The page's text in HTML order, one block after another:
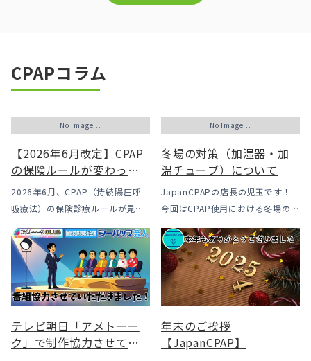
CPAPコラム
No Image...
【2026年6月改定】CPAP
の保険ルールが変わった
｜CPAPが使えなくなるか
も？変更のメリット・デ
う選択肢
2026年6月、CPAP（持続陽圧呼
吸療法）の保険診療ルールが見直
ルは下がった一方で、「続ける」
ための条件はこれまでより厳しく
なっています。この記事では、何
がどう変わったのかを患者様の立
場で […]
No Image...
冬場の対策（加湿器・加
温チューブ）について
JapanCPAPの店長の児玉です！
今回はCPAP使用における冬場のよ
露」についてのお話をさせて頂き
ます。 我々の拠点の北陸はCPAP
使用時に「乾燥・寒さ・結露」が
起こりやすい地域です、その […]
テレビ朝日「アメトーー
ク」で制作協力させてい
年末のご挨拶
【JapanCPAP】